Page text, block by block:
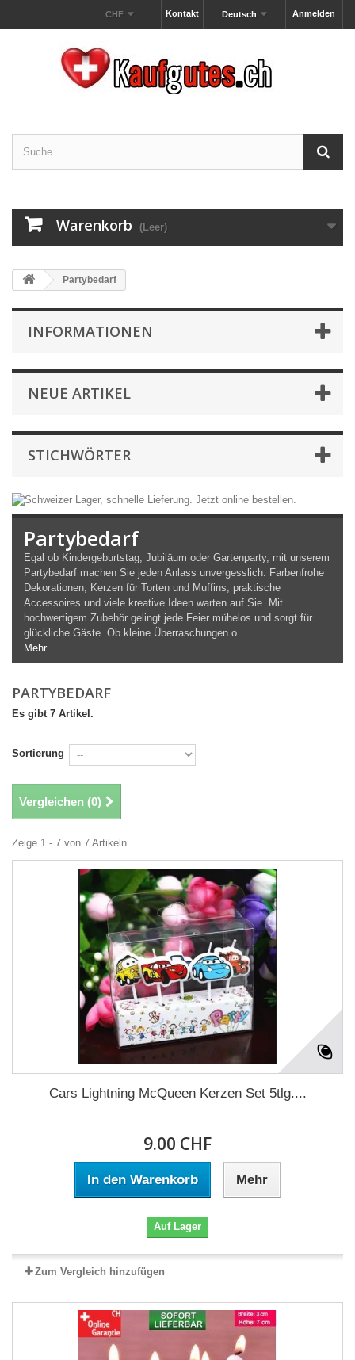
Anmelden
Deutsch
Kontakt
CHF
Warenkorb (Leer)
Partybedarf
INFORMATIONEN
NEUE ARTIKEL
STICHWÖRTER
Partybedarf
Egal ob Kindergeburtstag, Jubiläum oder Gartenparty, mit unserem
Partybedarf machen Sie jeden Anlass unvergesslich. Farbenfrohe
Dekorationen, Kerzen für Torten und Muffins, praktische
Accessoires und viele kreative Ideen warten auf Sie. Mit
hochwertigem Zubehör gelingt jede Feier mühelos und sorgt für
glückliche Gäste. Ob kleine Überraschungen o...
Mehr
PARTYBEDARF
Es gibt 7 Artikel.
Sortierung
Vergleichen (0)
Zeige 1 - 7 von 7 Artikeln
Cars Lightning McQueen Kerzen Set 5tlg....
9.00 CHF
In den Warenkorb Mehr
Auf Lager
Zum Vergleich hinzufügen